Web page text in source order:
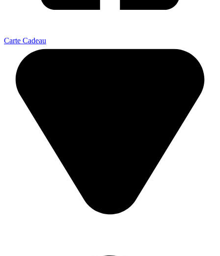
Carte Cadeau